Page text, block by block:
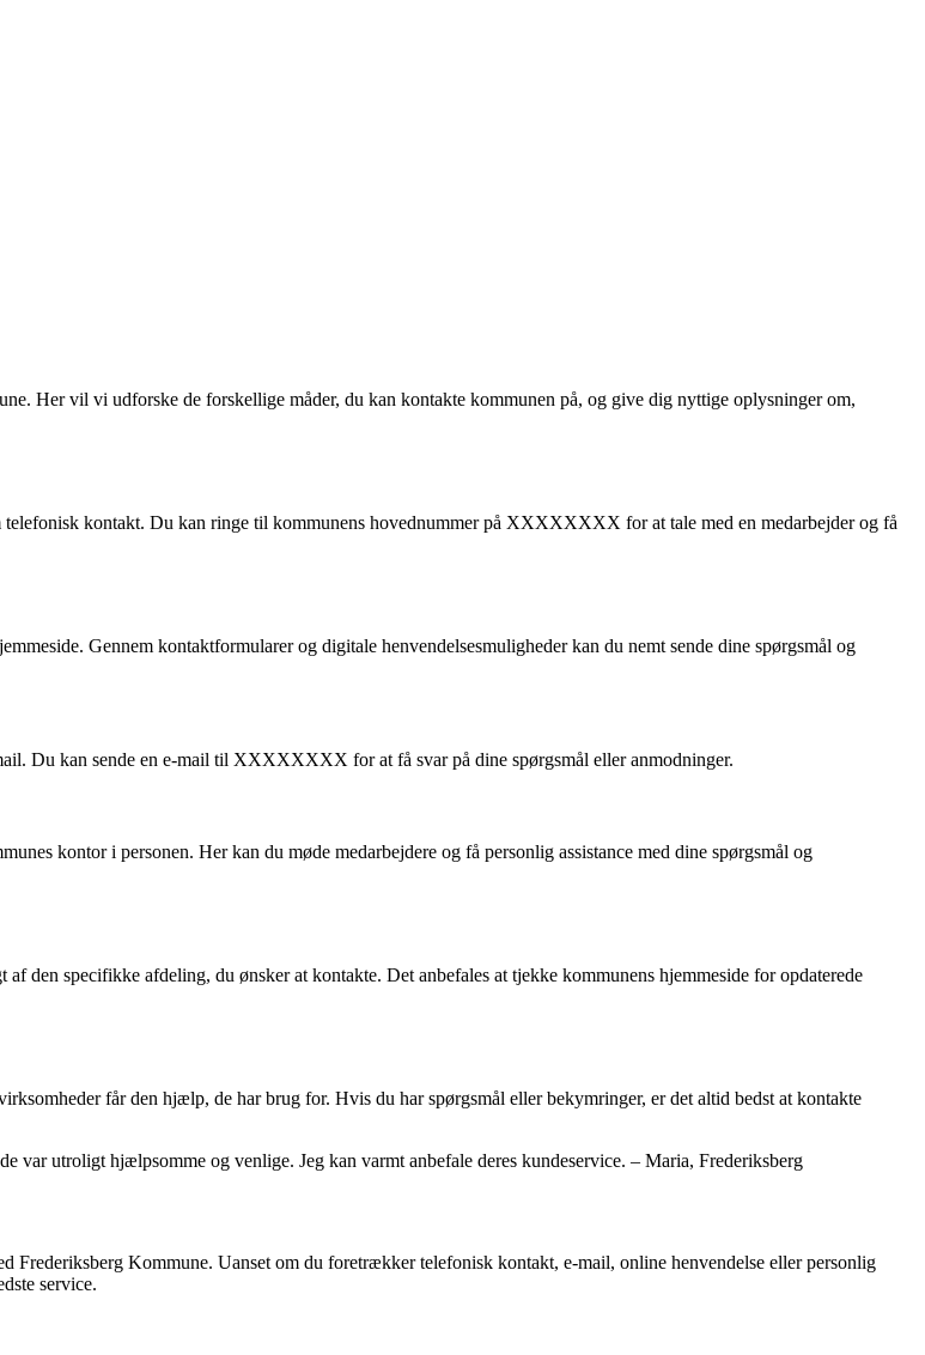
Her vil vi udforske de forskellige måder, du kan kontakte kommunen på, og give dig nyttige oplysninger om,
kontakt. Du kan ringe til kommunens hovednummer på XXXXXXXX for at tale med en medarbejder og få
Gennem kontaktformularer og digitale henvendelsesmuligheder kan du nemt sende dine spørgsmål og
Du kan sende en e-mail til XXXXXXXX for at få svar på dine spørgsmål eller anmodninger.
kontor i personen. Her kan du møde medarbejdere og få personlig assistance med dine spørgsmål og
den specifikke afdeling, du ønsker at kontakte. Det anbefales at tjekke kommunens hjemmeside for opdaterede
får den hjælp, de har brug for. Hvis du har spørgsmål eller bekymringer, er det altid bedst at kontakte
var utroligt hjælpsomme og venlige. Jeg kan varmt anbefale deres kundeservice. – Maria, Frederiksberg
Kommune. Uanset om du foretrækker telefonisk kontakt, e-mail, online henvendelse eller personlig
service.